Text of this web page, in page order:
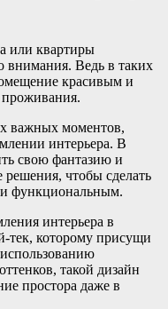
или квартиры
внимания. Ведь в таких
красивым и
важных моментов,
интерьера. В
свою фантазию и
решения, чтобы сделать
и функциональным.
интерьера в
тек, которому присущи
такой дизайн
простора даже в